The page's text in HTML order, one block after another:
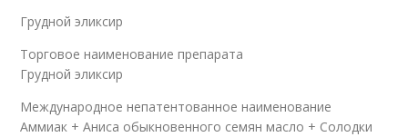
Грудной эликсир
Торговое наименование препарата
Грудной эликсир
Международное непатентованное наименование
Аммиак + Аниса обыкновенного семян масло + Солодки